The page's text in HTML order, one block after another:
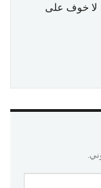
لا خوف على